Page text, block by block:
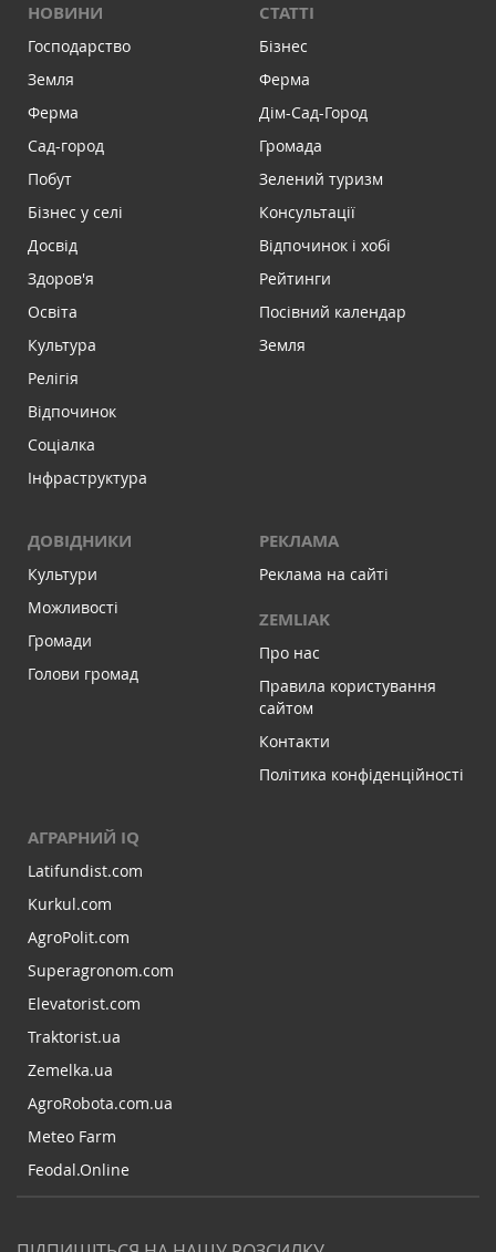
НОВИНИ
Господарство
Земля
Ферма
Сад-город
Побут
Бізнес у селі
Досвід
Здоров'я
Освіта
Культура
Релігія
Відпочинок
Соціалка
Інфраструктура
СТАТТІ
Бізнес
Ферма
Дім-Сад-Город
Громада
Зелений туризм
Консультації
Відпочинок і хобі
Рейтинги
Посівний календар
Земля
ДОВІДНИКИ
Культури
Можливості
Громади
Голови громад
РЕКЛАМА
Реклама на сайті
ZEMLIAK
Про нас
Правила користування
сайтом
Контакти
Політика конфіденційності
АГРАРНИЙ IQ
Latifundist.com
Kurkul.com
AgroPolit.com
Superagronom.com
Elevatorist.com
Traktorist.ua
Zemelka.ua
AgroRobota.com.ua
Meteo Farm
Feodal.Online